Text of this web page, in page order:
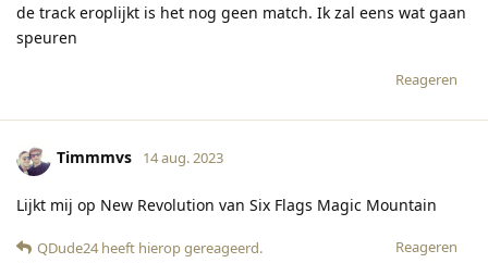
de track eroplijkt is het nog geen match. Ik zal eens wat gaan
speuren
Reageren
Timmmvs 14 aug. 2023
Lijkt mij op New Revolution van Six Flags Magic Mountain
Reageren
QDude24heeft hierop gereageerd.